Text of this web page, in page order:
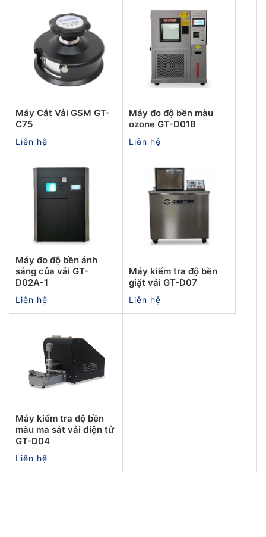
Máy Cắt Vải GSM GT-
C75
Liên hệ
Máy đo độ bền màu
ozone GT-D01B
Liên hệ
Máy đo độ bền ánh
sáng của vải GT-
D02A-1
Liên hệ
Máy kiểm tra độ bền
giặt vải GT-D07
Liên hệ
Máy kiểm tra độ bền
màu ma sát vải điện tử
GT-D04
Liên hệ